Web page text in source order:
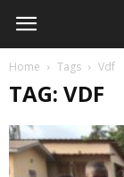
Home Tags Vdf
TAG: VDF